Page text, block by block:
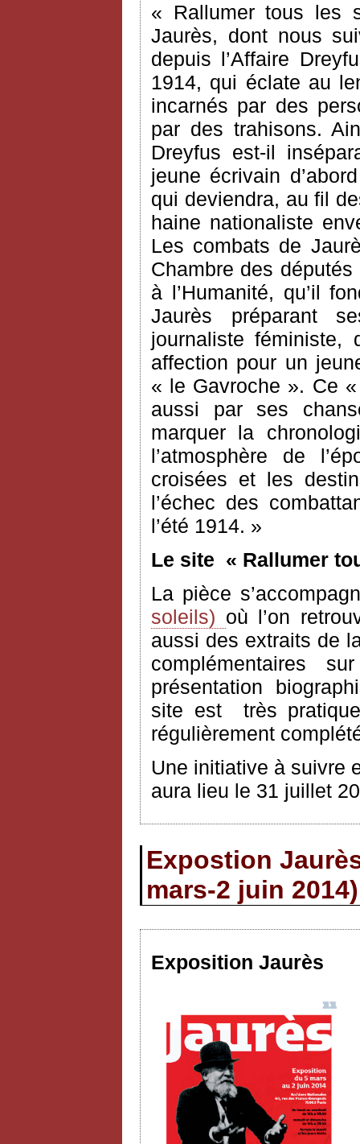
« Rallumer tous les
Jaurès, dont nous
depuis l’Affaire
1914, qui éclate au
incarnés par des
par des trahisons.
Dreyfus est-il
jeune écrivain
qui deviendra, au fil
haine nationaliste
Les combats de
Chambre des
à l’Humanité, qu’il
Jaurès préparant
journaliste féministe,
affection pour un
« le Gavroche ». Ce
aussi par ses
marquer la
l’atmosphère de
croisées et les
l’échec des
l’été 1914. »
Le site « Rallumer
La pièce
soleils) où l’on
aussi des extraits de
complémentaires
présentation
site est très
régulièrement
Une initiative à suivre
aura lieu le 31 juillet
Expostion
mars-2 juin 2014)
Exposition Jaurès